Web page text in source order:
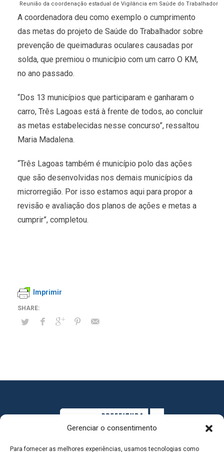
Gerenciar o consentimento
Para fornecer as melhores experiências, usamos tecnologias como
Reunião da coordenação estadual de Vigilância em Saúde do Trabalhador
A coordenadora deu como exemplo o cumprimento
das metas do projeto de Saúde do Trabalhador sobre
prevenção de queimaduras oculares causadas por
solda, que premiou o município com um carro O KM,
no ano passado.
“Dos 13 municípios que participaram e ganharam o
carro, Três Lagoas está à frente de todos, ao concluir
as metas estabelecidas nesse concurso”, ressaltou
Maria Madalena.
“Três Lagoas também é município polo das ações
que são desenvolvidas nos demais municípios da
microrregião. Por isso estamos aqui para propor a
revisão e avaliação dos planos de ações e metas a
cumprir”, completou.
Imprimir